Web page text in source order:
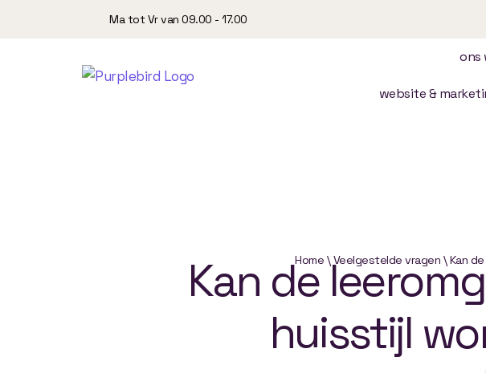
Ma tot Vr van 09.00 - 17.00
ons
website &
Home \Veelgestelde vragen \Kan
Kan de
huisstijl